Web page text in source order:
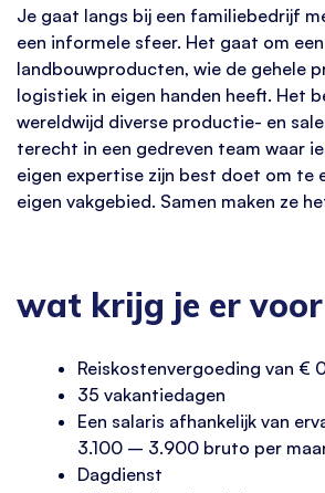
Je gaat langs bij een familiebedrijf
een informele sfeer. Het gaat om
landbouwproducten, wie de gehele
logistiek in eigen handen heeft. Het
wereldwijd diverse productie- en
terecht in een gedreven team waar
eigen expertise zijn best doet om te
eigen vakgebied. Samen maken ze
wat krijg je er
Reiskostenvergoeding van €
35 vakantiedagen
Een salaris afhankelijk van
3.100 – 3.900 bruto per
Dagdienst